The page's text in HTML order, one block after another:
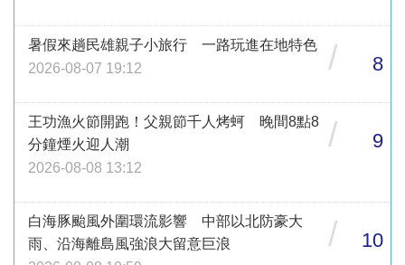
暑假來趟民雄親子小旅行 一路玩進在地特色
2026-08-07 19:12
/ 8
王功漁火節開跑！父親節千人烤蚵 晚間8點8
分鐘煙火迎人潮
2026-08-08 13:12
/ 9
白海豚颱風外圍環流影響 中部以北防豪大
雨、沿海離島風強浪大留意巨浪
/ 10